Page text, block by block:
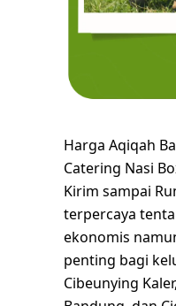
Harga Aqiqah
Catering Nasi
Kirim sampai
terpercaya
ekonomis
penting bagi
Cibeunying